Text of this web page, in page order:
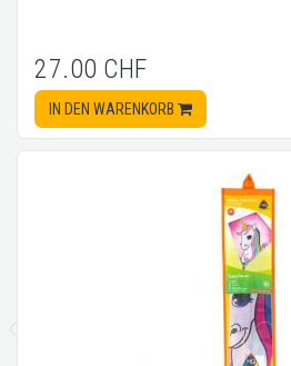
27.00 CHF
IN DEN WARENKORB